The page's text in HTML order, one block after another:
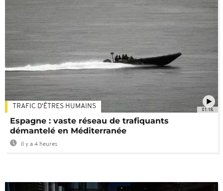
01:18
TRAFIC D'ÊTRES HUMAINS
Espagne : vaste réseau de trafiquants
démantelé en Méditerranée
Il y a 4 heures